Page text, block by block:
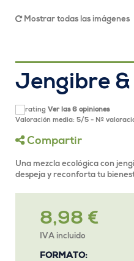
Mostrar todas las imágenes
Jengibre &
Ver las 6 opiniones
Valoración media: 5/5 - Nº
Compartir
Una mezcla ecológica con
despeja y reconforta tu
8,98 €
IVA incluido
FORMATO: